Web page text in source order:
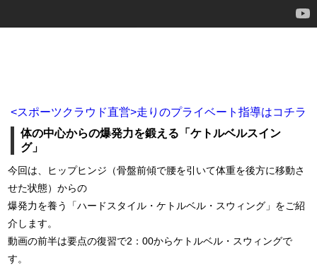
<スポーツクラウド直営>走りのプライベート指導はコチラ
体の中心からの爆発力を鍛える「ケトルベルスイン
グ」
今回は、ヒップヒンジ（骨盤前傾で腰を引いて体重を後方に移動さ
せた状態）からの
爆発力を養う「ハードスタイル・ケトルベル・スウィング」をご紹
介します。
動画の前半は要点の復習で2：00からケトルベル・スウィングで
す。